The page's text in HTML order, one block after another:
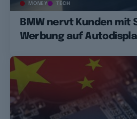
MONEY TECH
BMW nervt Kunden mit
Werbung auf